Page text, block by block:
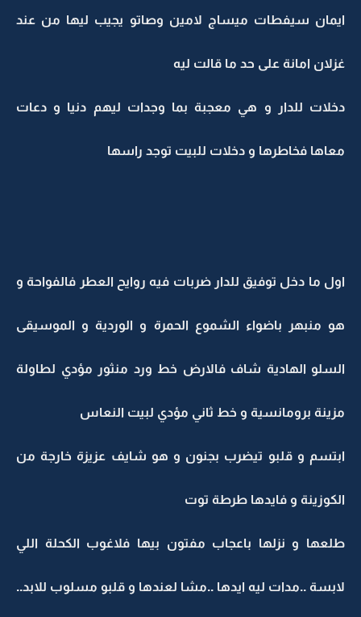
ايمان سيفطات ميساج لامين وصاتو يجيب ليها من عند
غزلان امانة على حد ما قالت ليه
دخلات للدار و هي معجبة بما وجدات ليهم دنيا و دعات
معاها فخاطرها و دخلات للبيت توجد راسها
اول ما دخل توفيق للدار ضربات فيه روايح العطر فالفواحة و
هو منبهر باضواء الشموع الحمرة و الوردية و الموسيقى
السلو الهادية شاف فالارض خط ورد منثور مؤدي لطاولة
مزينة برومانسية و خط ثاني مؤدي لبيت النعاس
ابتسم و قلبو تيضرب بجنون و هو شايف عزيزة خارجة من
الكوزينة و فايدها طرطة توت
طلعها و نزلها باعجاب مفتون بيها فلاغوب الكحلة اللي
لابسة ..مدات ليه ايدها ..مشا لعندها و قلبو مسلوب للابد..